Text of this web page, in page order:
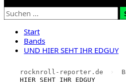
Suchen
nach:
Start
Bands
UND HIER SEHT IHR EDGUY
rocknroll-reporter.de ›
HIER SEHT IHR EDGUY